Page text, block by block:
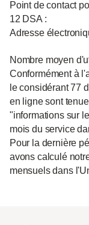
Point de contact
12 DSA :
Adresse
Nombre moyen
Conformément à
le considérant 77
en ligne sont
"informations sur
mois du service
Pour la dernière
avons calculé
mensuels dans